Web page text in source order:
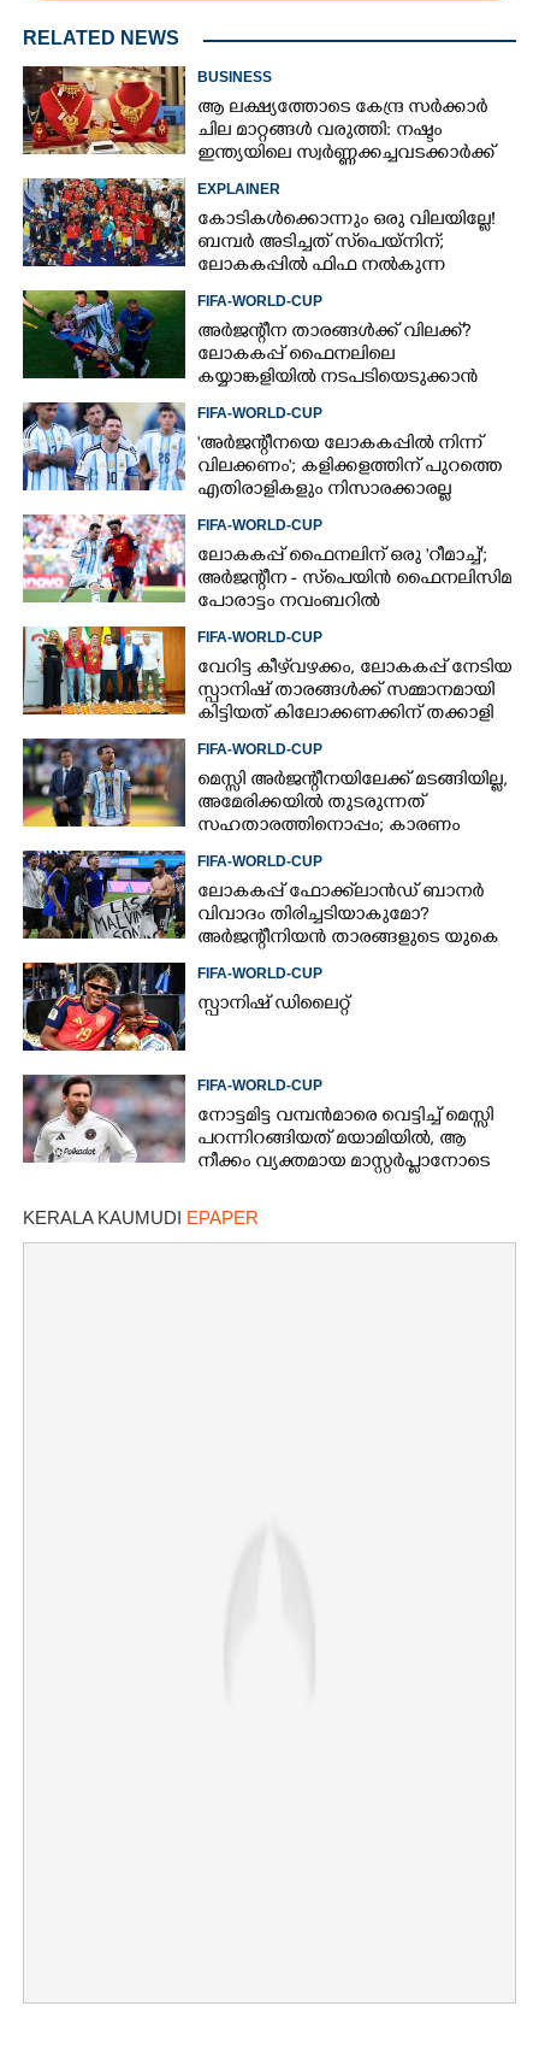
RELATED NEWS
BUSINESS
ആ ലക്ഷ്യത്തോടെ കേന്ദ്ര സർക്കാർ
ചില മാറ്റങ്ങൾ വരുത്തി: നഷ്ടം
ഇന്ത്യയിലെ സ്വർണ്ണക്കച്ചവടക്കാർക്ക്
EXPLAINER
കോടികൾക്കൊന്നും ഒരു വിലയില്ലേ!
ബമ്പർ അടിച്ചത് സ്‌പെയ്നിന്;
ലോകകപ്പിൽ ഫിഫ നൽകുന്ന
FIFA-WORLD-CUP
അർജന്റീന താരങ്ങൾക്ക് വിലക്ക്?
ലോകകപ്പ് ഫൈനലിലെ
കയ്യാങ്കളിയിൽ നടപടിയെടുക്കാൻ
ആരോപണങ്ങൾ
FIFA-WORLD-CUP
'അർജന്റീനയെ ലോകകപ്പിൽ നിന്ന്
വിലക്കണം'; കളിക്കളത്തിന് പുറത്തെ
എതിരാളികളും നിസാരക്കാരല്ല
FIFA-WORLD-CUP
ലോകകപ്പ് ഫൈനലിന് ഒരു 'റീമാച്ച്';
അര്‍ജന്റീന - സ്‌പെയിന്‍ ഫൈനലിസിമ
പോരാട്ടം നവംബറില്‍
FIFA-WORLD-CUP
വേറിട്ട കീഴ്‌‌വഴക്കം,​ ലോകകപ്പ് നേടിയ
സ്പാനിഷ് താരങ്ങൾക്ക് സമ്മാനമായി
കിട്ടിയത് കിലോക്കണക്കിന് തക്കാളി
FIFA-WORLD-CUP
മെസ്സി അര്‍ജന്റീനയിലേക്ക് മടങ്ങിയില്ല,
അമേരിക്കയില്‍ തുടരുന്നത്
സഹതാരത്തിനൊപ്പം; കാരണം
FIFA-WORLD-CUP
ലോകകപ്പ് ഫോക്ക്‌ലാൻഡ് ബാനർ
വിവാദം തിരിച്ചടിയാകുമോ?
അർജന്റീനിയൻ താരങ്ങളുടെ യുകെ
FIFA-WORLD-CUP
സ്പാനിഷ് ഡിലൈറ്റ്
FIFA-WORLD-CUP
നോട്ടമിട്ട വമ്പന്‍മാരെ വെട്ടിച്ച് മെസ്സി
പറന്നിറങ്ങിയത് മയാമിയില്‍, ആ
നീക്കം വ്യക്തമായ മാസ്റ്റര്‍പ്ലാനോടെ
KERALA KAUMUDI EPAPER